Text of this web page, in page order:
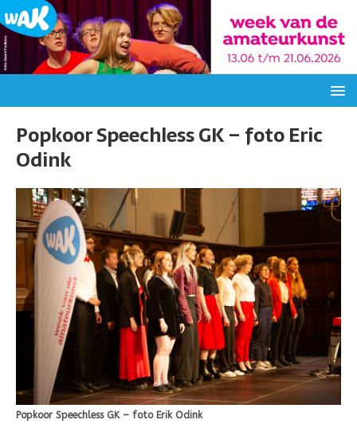
Popkoor Speechless GK – foto Eric
Odink
Popkoor Speechless GK – foto Erik Odink